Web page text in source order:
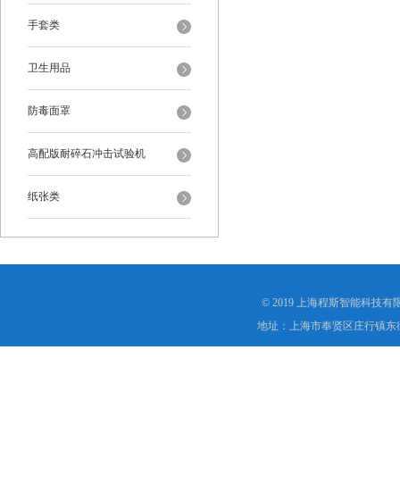
手套类
卫生用品
防毒面罩
高配版耐碎石冲击试验机
纸张类
© 2019 上海程斯智能科技有
地址：上海市奉贤区庄行镇东